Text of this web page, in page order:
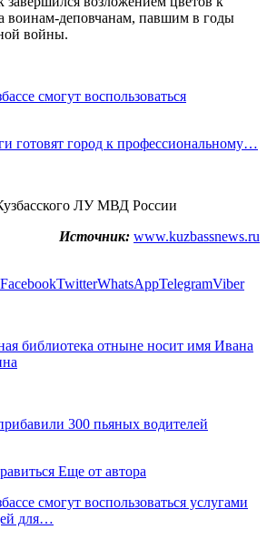
воинам-деповчанам, павшим в годы
войны.
смогут воспользоваться
готовят город к профессиональному…
ЛУ МВД России
Источник: www.kuzbassnews.ru
FacebookTwitterWhatsAppTelegramViber
библиотека отныне носит имя Ивана
300 пьяных водителей
Еще от автора
смогут воспользоваться услугами
для…